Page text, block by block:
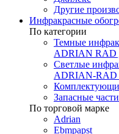
Другие
Инфракрасные
По категории
Темные
ADRIAN RAD
Светлые
ADRIAN-RAD
Запасные
По торговой марке
Adrian
Ebmpapst